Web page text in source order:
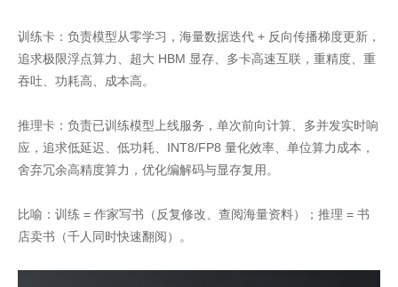
训练卡：负责模型从零学习，海量数据迭代 + 反向传播梯度更新，
追求极限浮点算力、超大 HBM 显存、多卡高速互联，重精度、重
吞吐、功耗高、成本高。
推理卡：负责已训练模型上线服务，单次前向计算、多并发实时响
应，追求低延迟、低功耗、INT8/FP8 量化效率、单位算力成本，
舍弃冗余高精度算力，优化编解码与显存复用。
比喻：训练 = 作家写书（反复修改、查阅海量资料）；推理 = 书
店卖书（千人同时快速翻阅）。